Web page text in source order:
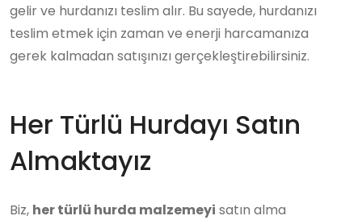
gelir ve hurdanızı teslim alır. Bu sayede, hurdanızı
teslim etmek için zaman ve enerji harcamanıza
gerek kalmadan satışınızı gerçekleştirebilirsiniz.
Her Türlü Hurdayı Satın
Almaktayız
Biz, her türlü hurda malzemeyi satın alma